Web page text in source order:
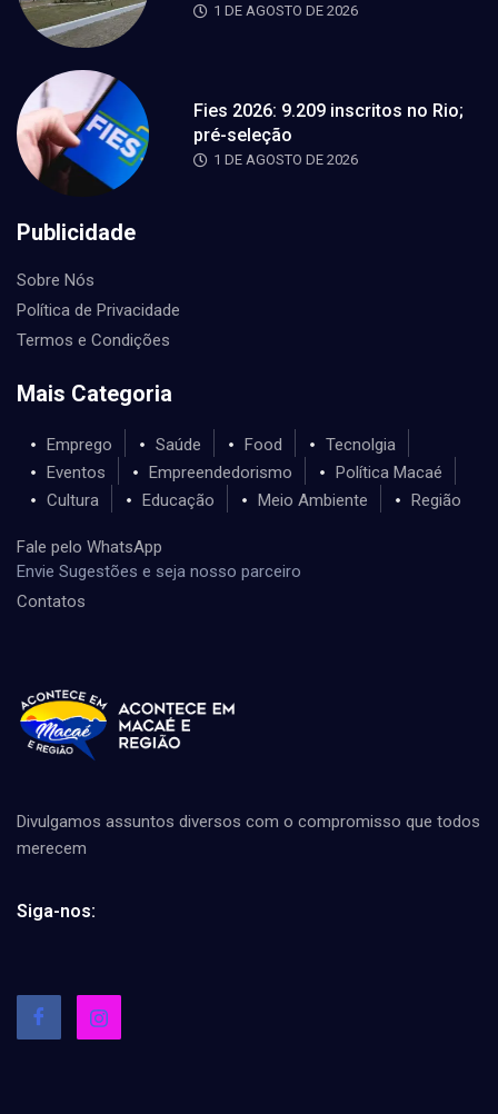
1 DE AGOSTO DE 2026
Fies 2026: 9.209 inscritos no Rio;
pré-seleção
1 DE AGOSTO DE 2026
Publicidade
Sobre Nós
Política de Privacidade
Termos e Condições
Mais Categoria
Emprego Saúde Food
Tecnolgia
Eventos
Empreendedorismo
Política Macaé
Cultura
Educação Meio Ambiente Região
Fale pelo WhatsApp
Envie Sugestões e seja nosso parceiro
Contatos
Divulgamos assuntos diversos com o compromisso que todos
merecem
Siga-nos: